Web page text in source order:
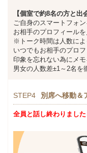
【個室で約8名の方と出
ご自身のスマートフォン
お相手のプロフィール
※トーク時間は人数に
いつでもお相手のプロ
印象を忘れない為にメ
男女の人数差±1～2名を
STEP4 別席へ移動＆
全員と話し終わりまし